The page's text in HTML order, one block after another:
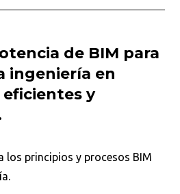
de BIM para
ingeniería en
eficientes y
los principios y procesos BIM